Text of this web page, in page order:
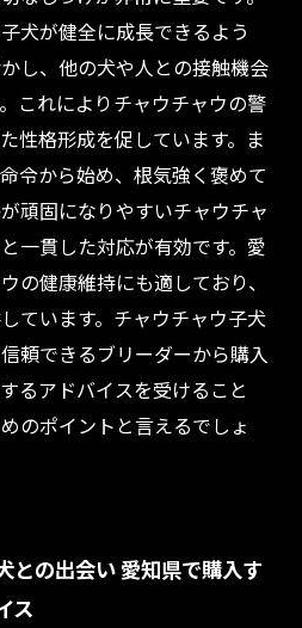
犬が健全に成長できるよう
し、他の犬や人との接触機会
これによりチャウチャウの警
性格形成を促しています。ま
令から始め、根気強く褒めて
頑固になりやすいチャウチャ
一貫した対応が有効です。愛
の健康維持にも適しており、
ています。チャウチャウ子犬
頼できるブリーダーから購入
るアドバイスを受けること
のポイントと言えるでしょ
との出会い 愛知県で購入す
ス